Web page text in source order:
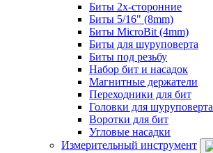
Биты 2х-сторонние
Биты 5/16" (8mm)
Биты MicroBit (4mm)
Биты для шуруповерта
Биты под резьбу
Набор бит и насадок
Магнитные держатели
Переходники для бит
Головки для шуруповерта
Воротки для бит
Угловые насадки
Измерительный инструмент